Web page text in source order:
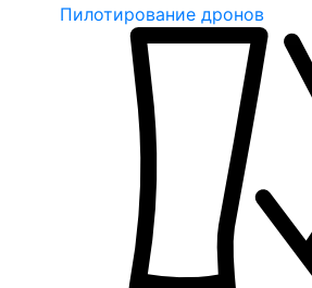
Пилотирование дронов